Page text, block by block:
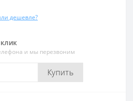
дешевле?
и мы перезвоним
Купить